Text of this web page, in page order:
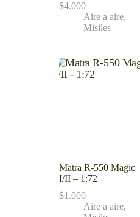
$4.000
Aire a aire,
Misiles
Matra R-550 Magic
I/II – 1:72
$1.000
Aire a aire,